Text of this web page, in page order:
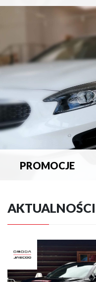
Sprzedaż
PROMOCJE
AKTUALNOŚCI